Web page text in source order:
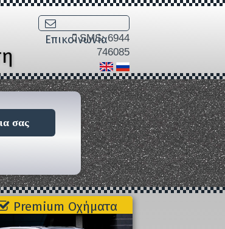
Επικοινωνία
SMS: 6944
746085
σας
Premium Οχήματα